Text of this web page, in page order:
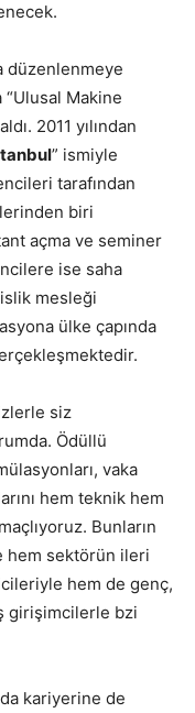
düzenlenmeye
“Ulusal Makine
2011 yılından
” ismiyle
tarafından
biri
açma ve seminer
ise saha
mesleği
ülke çapında
siz
Ödüllü
vaka
hem teknik hem
Bunların
hem sektörün ileri
hem de genç,
girişimcilerle bzi
kariyerine de